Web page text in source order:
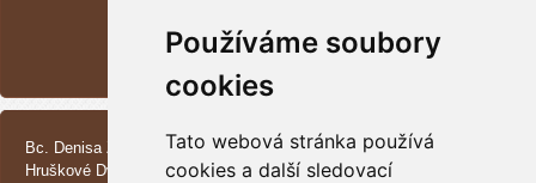
Používáme soubory
cookies
Tato webová stránka používá
cookies a další sledovací
Bc. Denisa Zimová
Hruškové Dvory 370 E